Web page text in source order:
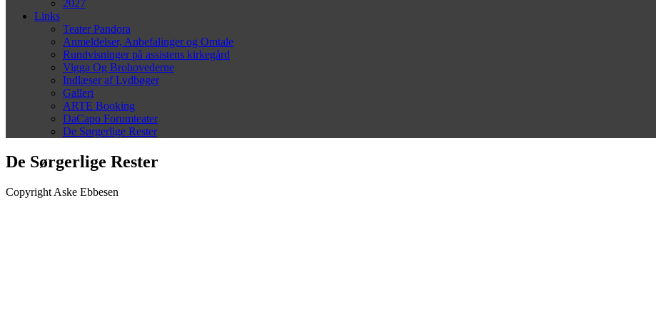
2027
Links
Teater Pandora
Anmeldelser, Anbefalinger og Omtale
Rundvisninger på assistens kirkegård
Vigga Og Brohovederne
Indlæser af Lydbøger
Galleri
ARTE Booking
DaCapo Forumteater
De Sørgerlige Rester
De Sørgerlige Rester
Copyright Aske Ebbesen